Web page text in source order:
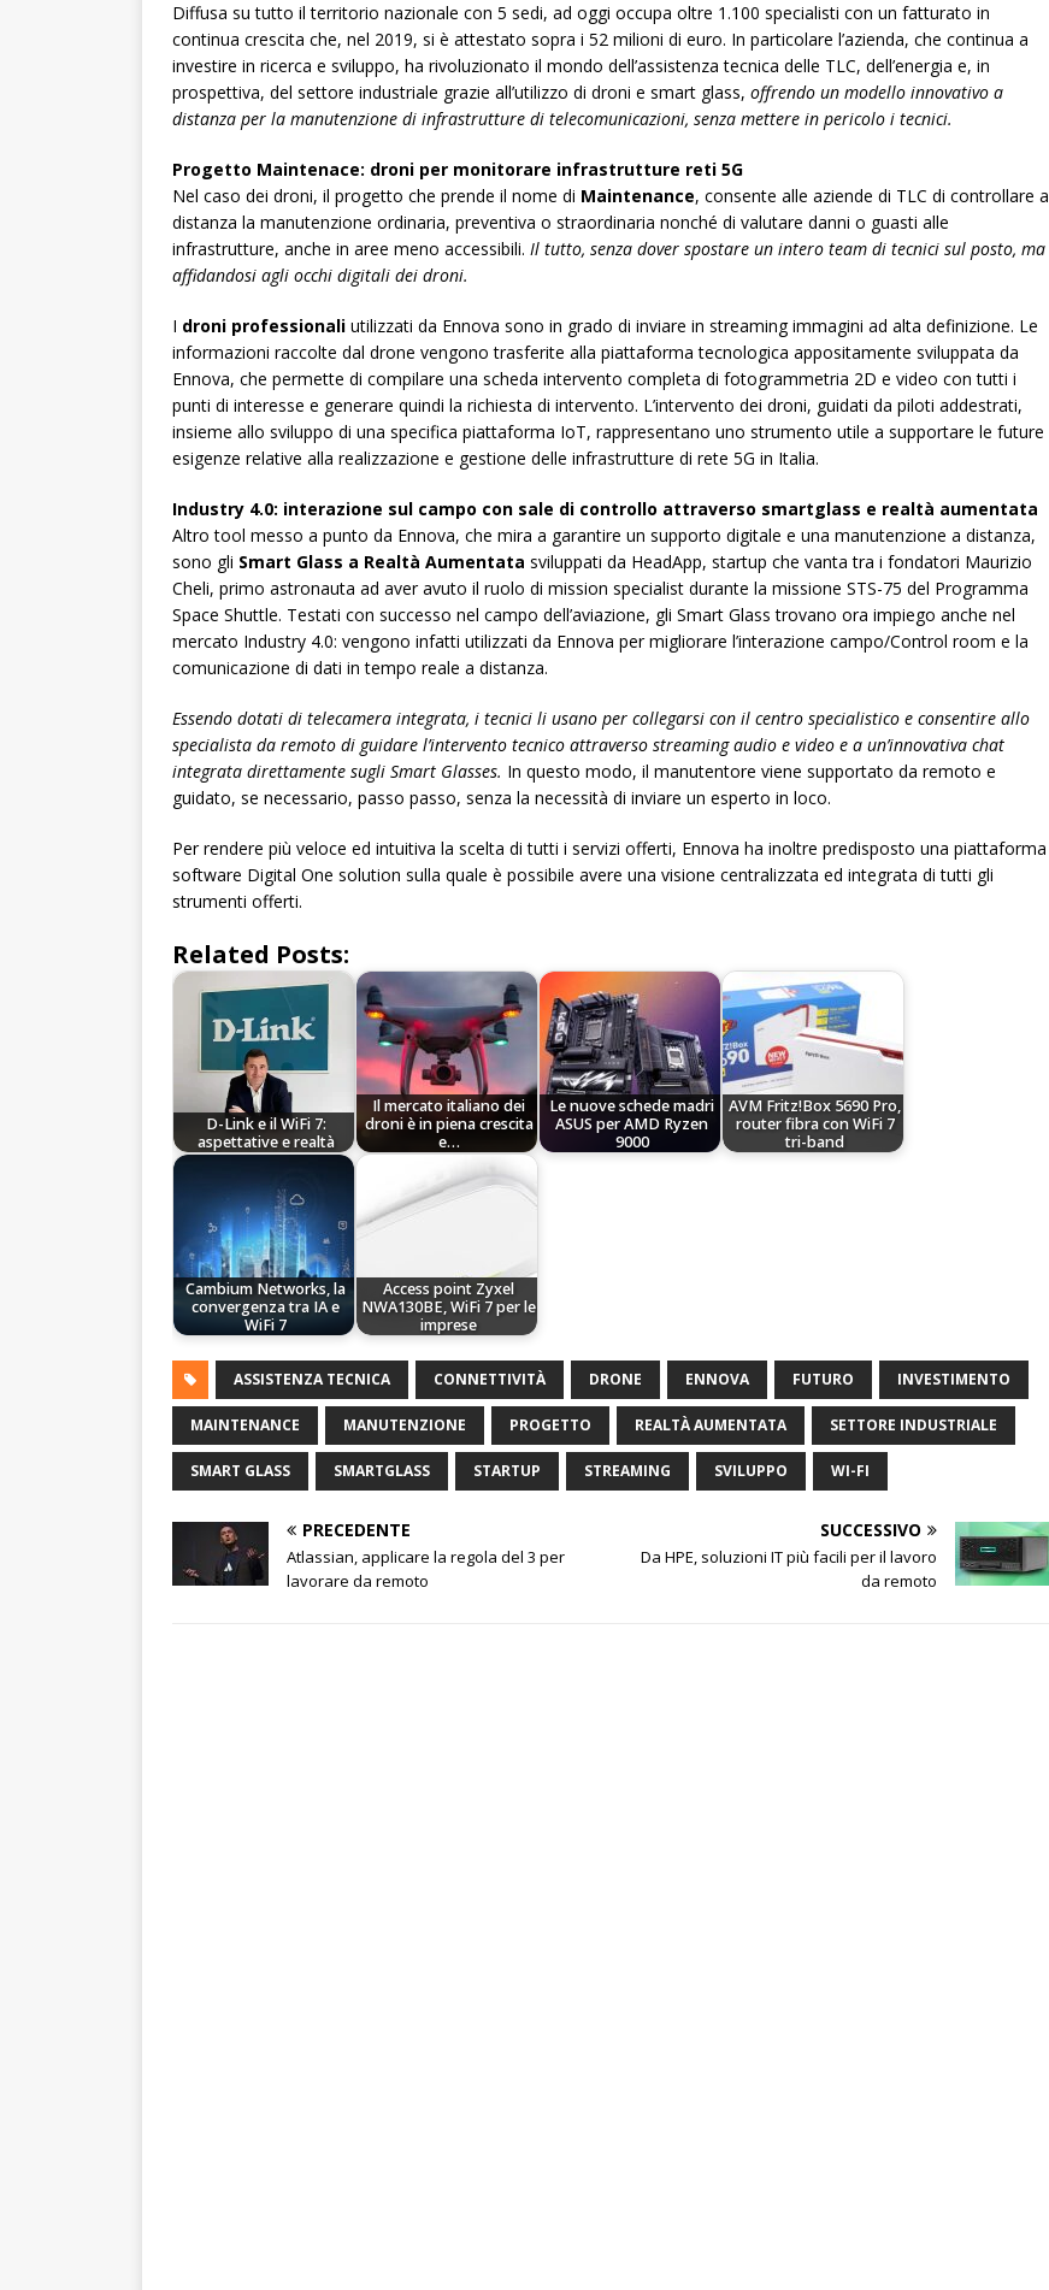
Diffusa su tutto il territorio nazionale con 5 sedi, ad oggi occupa oltre 1.100 specialisti con un fatturato in
continua crescita che, nel 2019, si è attestato sopra i 52 milioni di euro. In particolare l’azienda, che continua a
investire in ricerca e sviluppo, ha rivoluzionato il mondo dell’assistenza tecnica delle TLC, dell’energia e, in
prospettiva, del settore industriale grazie all’utilizzo di droni e smart glass, offrendo un modello innovativo a
distanza per la manutenzione di infrastrutture di telecomunicazioni, senza mettere in pericolo i tecnici.
Progetto Maintenace: droni per monitorare infrastrutture reti 5G
Nel caso dei droni, il progetto che prende il nome di Maintenance, consente alle aziende di TLC di controllare a
distanza la manutenzione ordinaria, preventiva o straordinaria nonché di valutare danni o guasti alle
infrastrutture, anche in aree meno accessibili. Il tutto, senza dover spostare un intero team di tecnici sul posto, ma
affidandosi agli occhi digitali dei droni.
I droni professionali utilizzati da Ennova sono in grado di inviare in streaming immagini ad alta definizione. Le
informazioni raccolte dal drone vengono trasferite alla piattaforma tecnologica appositamente sviluppata da
Ennova, che permette di compilare una scheda intervento completa di fotogrammetria 2D e video con tutti i
punti di interesse e generare quindi la richiesta di intervento. L’intervento dei droni, guidati da piloti addestrati,
insieme allo sviluppo di una specifica piattaforma IoT, rappresentano uno strumento utile a supportare le future
esigenze relative alla realizzazione e gestione delle infrastrutture di rete 5G in Italia.
Industry 4.0: interazione sul campo con sale di controllo attraverso smartglass e realtà aumentata
Altro tool messo a punto da Ennova, che mira a garantire un supporto digitale e una manutenzione a distanza,
sono gli Smart Glass a Realtà Aumentata sviluppati da HeadApp, startup che vanta tra i fondatori Maurizio
Cheli, primo astronauta ad aver avuto il ruolo di mission specialist durante la missione STS-75 del Programma
Space Shuttle. Testati con successo nel campo dell’aviazione, gli Smart Glass trovano ora impiego anche nel
mercato Industry 4.0: vengono infatti utilizzati da Ennova per migliorare l’interazione campo/Control room e la
comunicazione di dati in tempo reale a distanza.
Essendo dotati di telecamera integrata, i tecnici li usano per collegarsi con il centro specialistico e consentire allo
specialista da remoto di guidare l’intervento tecnico attraverso streaming audio e video e a un’innovativa chat
integrata direttamente sugli Smart Glasses. In questo modo, il manutentore viene supportato da remoto e
guidato, se necessario, passo passo, senza la necessità di inviare un esperto in loco.
Per rendere più veloce ed intuitiva la scelta di tutti i servizi offerti, Ennova ha inoltre predisposto una piattaforma
software Digital One solution sulla quale è possibile avere una visione centralizzata ed integrata di tutti gli
strumenti offerti.
Related Posts:
D-Link e il WiFi 7:
aspettative e realtà
Il mercato italiano dei
droni è in piena crescita
e…
Le nuove schede madri
ASUS per AMD Ryzen
9000
AVM Fritz!Box 5690 Pro,
router fibra con WiFi 7
tri-band
Cambium Networks, la
convergenza tra IA e
WiFi 7
Access point Zyxel
NWA130BE, WiFi 7 per le
imprese
ASSISTENZA TECNICA CONNETTIVITÀ DRONE ENNOVA FUTURO INVESTIMENTO
MAINTENANCE MANUTENZIONE PROGETTO REALTÀ AUMENTATA SETTORE INDUSTRIALE
SMART GLASS SMARTGLASS STARTUP STREAMING SVILUPPO WI-FI
PRECEDENTE
Atlassian, applicare la regola del 3 per
lavorare da remoto
SUCCESSIVO
Da HPE, soluzioni IT più facili per il lavoro
da remoto